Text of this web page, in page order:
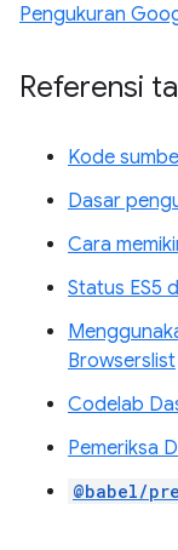
Pengukuran
Referensi
Kode
Dasar
Cara
Status ES5
Browserslist
Codelab
Pemeriksa
@babel/